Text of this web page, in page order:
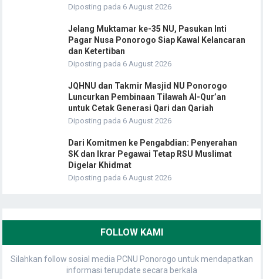
Diposting pada 6 August 2026
Jelang Muktamar ke-35 NU, Pasukan Inti
Pagar Nusa Ponorogo Siap Kawal Kelancaran
dan Ketertiban
Diposting pada 6 August 2026
JQHNU dan Takmir Masjid NU Ponorogo
Luncurkan Pembinaan Tilawah Al-Qur’an
untuk Cetak Generasi Qari dan Qariah
Diposting pada 6 August 2026
Dari Komitmen ke Pengabdian: Penyerahan
SK dan Ikrar Pegawai Tetap RSU Muslimat
Digelar Khidmat
Diposting pada 6 August 2026
FOLLOW KAMI
Silahkan follow sosial media PCNU Ponorogo untuk mendapatkan
informasi terupdate secara berkala